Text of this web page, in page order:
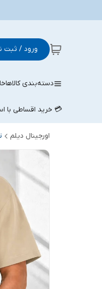
ورود / ثبت
دسته‌بندی کالاها
💳 خرید اقساطی با
اورجینال دیلم